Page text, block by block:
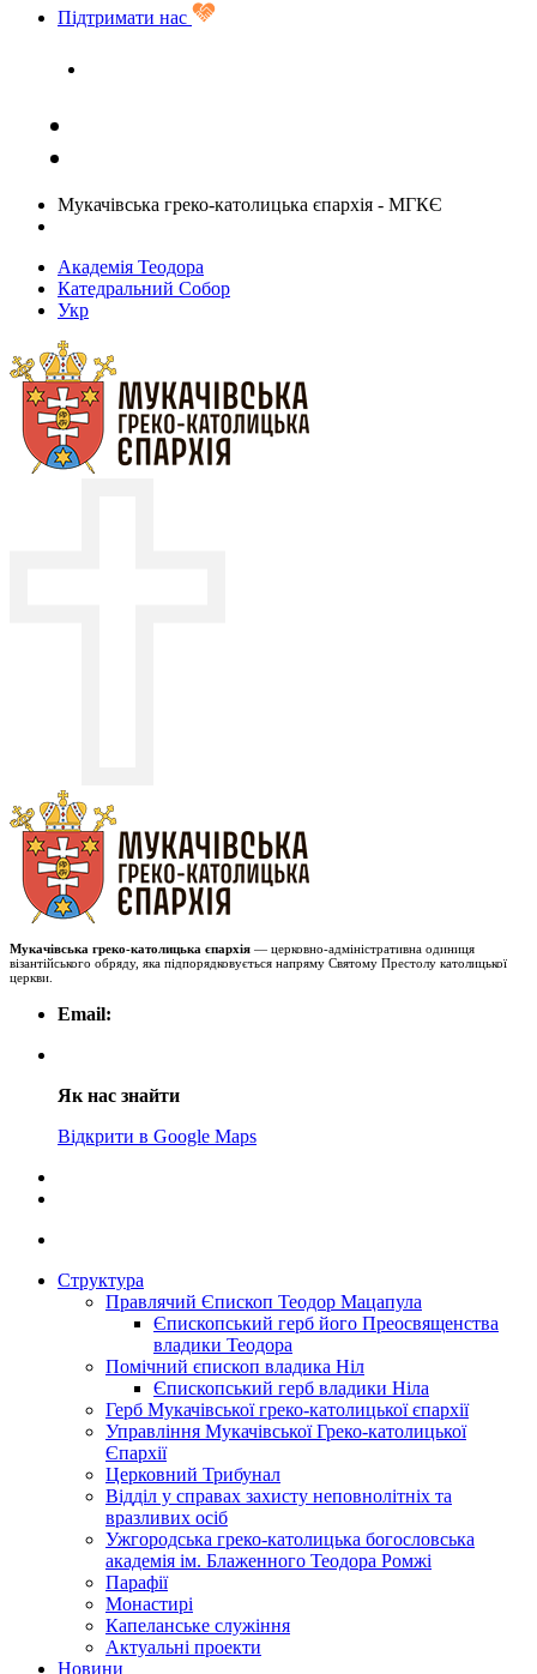
Підтримати нас
Мукачівська греко-католицька єпархія - МГКЄ
Академія Теодора
Катедральний Собор
Укр
Мукачівська греко-католицька єпархія — церковно-адміністративна одиниця
візантійського обряду, яка підпорядковується напряму Святому Престолу католицької
церкви.
Email:
Як нас знайти
Відкрити в Google Maps
Структура
Правлячий Єпископ Теодор Мацапула
Єпископський герб його Преосвященства
владики Теодора
Помічний єпископ владика Ніл
Єпископський герб владики Ніла
Герб Мукачівської греко-католицької єпархії
Управління Мукачівської Греко-католицької
Єпархії
Церковний Трибунал
Відділ у справах захисту неповнолітніх та
вразливих осіб
Ужгородська греко-католицька богословська
академія ім. Блаженного Теодора Ромжі
Парафії
Монастирі
Капеланське служіння
Актуальні проекти
Новини